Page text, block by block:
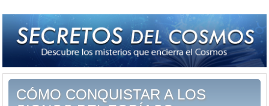
CÓMO CONQUISTAR A LOS